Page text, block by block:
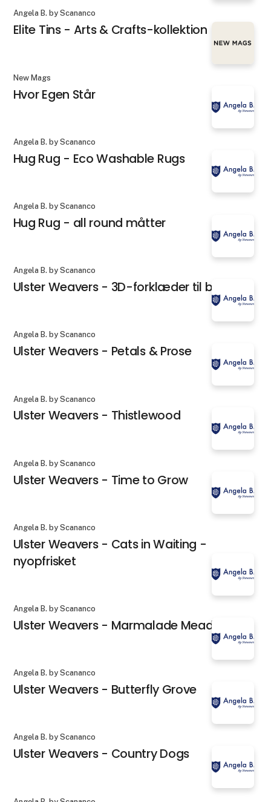
Angela B. by Scananco
Elite Tins - Arts & Crafts-kollektion
New Mags
Hvor Egen Står
Angela B. by Scananco
Hug Rug - Eco Washable Rugs
Angela B. by Scananco
Hug Rug - all round måtter
Angela B. by Scananco
Ulster Weavers - 3D-forklæder til børn
Angela B. by Scananco
Ulster Weavers - Petals & Prose
Angela B. by Scananco
Ulster Weavers - Thistlewood
Angela B. by Scananco
Ulster Weavers - Time to Grow
Angela B. by Scananco
Ulster Weavers - Cats in Waiting -
nyopfrisket
Angela B. by Scananco
Ulster Weavers - Marmalade Meadow
Angela B. by Scananco
Ulster Weavers - Butterfly Grove
Angela B. by Scananco
Ulster Weavers - Country Dogs